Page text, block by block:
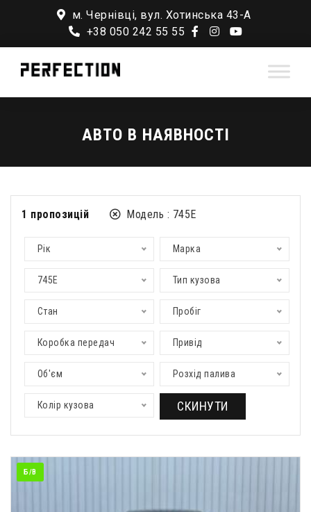
м. Чернівці, вул. Хотинська 43-А
+38 050 242 55 55
АВТО В НАЯВНОСТІ
1 пропозицій Модель : 745E
Рік Марка
745E Тип кузова
Стан Пробіг
Коробка передач Привід
Об'єм Розхід палива
Колір кузова СКИНУТИ
Б/В